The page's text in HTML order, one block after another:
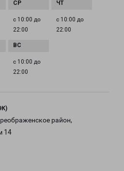
с 10:00 до
22:00
с 10:00 до
22:00
с 10:00 до
22:00
район,
14